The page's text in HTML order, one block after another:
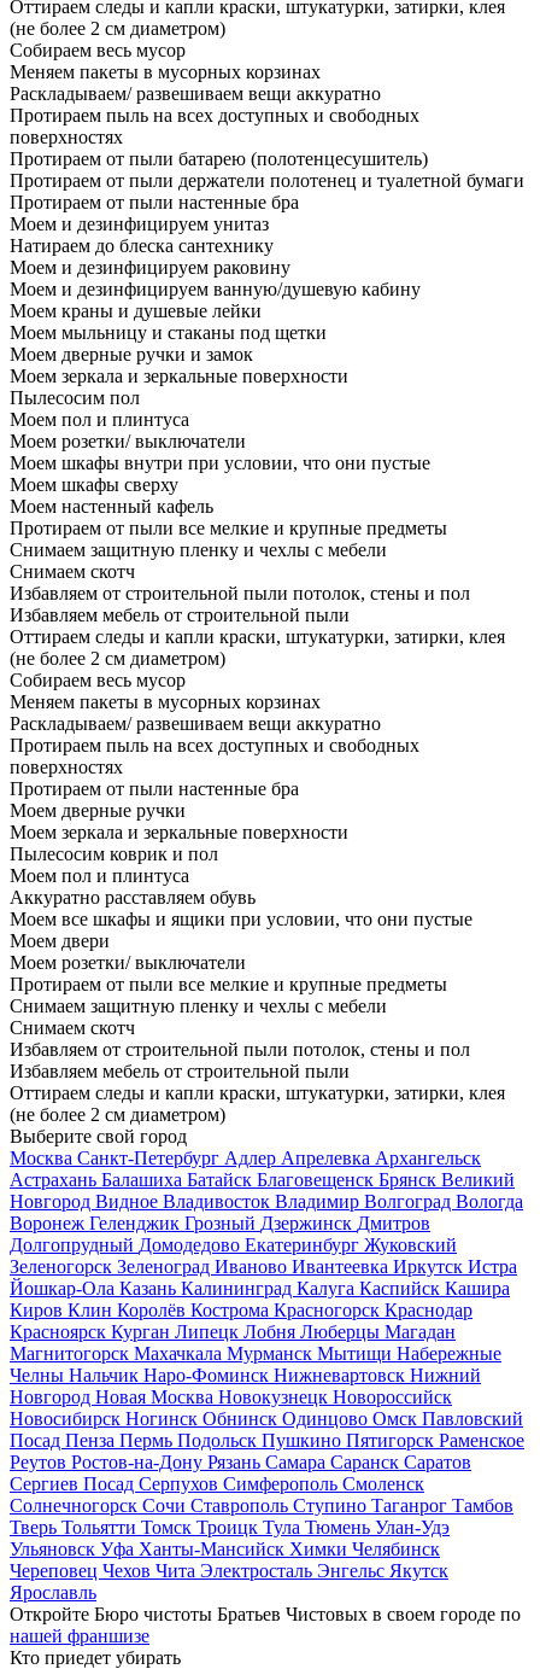
Оттираем следы и капли краски, штукатурки, затирки, клея
(не более 2 см диаметром)
Собираем весь мусор
Меняем пакеты в мусорных корзинах
Раскладываем/ развешиваем вещи аккуратно
Протираем пыль на всех доступных и свободных
поверхностях
Протираем от пыли батарею (полотенцесушитель)
Протираем от пыли держатели полотенец и туалетной бумаги
Протираем от пыли настенные бра
Моем и дезинфицируем унитаз
Натираем до блеска сантехнику
Моем и дезинфицируем раковину
Моем и дезинфицируем ванную/душевую кабину
Моем краны и душевые лейки
Моем мыльницу и стаканы под щетки
Моем дверные ручки и замок
Моем зеркала и зеркальные поверхности
Пылесосим пол
Моем пол и плинтуса
Моем розетки/ выключатели
Моем шкафы внутри при условии, что они пустые
Моем шкафы сверху
Моем настенный кафель
Протираем от пыли все мелкие и крупные предметы
Снимаем защитную пленку и чехлы с мебели
Снимаем скотч
Избавляем от строительной пыли потолок, стены и пол
Избавляем мебель от строительной пыли
Оттираем следы и капли краски, штукатурки, затирки, клея
(не более 2 см диаметром)
Собираем весь мусор
Меняем пакеты в мусорных корзинах
Раскладываем/ развешиваем вещи аккуратно
Протираем пыль на всех доступных и свободных
поверхностях
Протираем от пыли настенные бра
Моем дверные ручки
Моем зеркала и зеркальные поверхности
Пылесосим коврик и пол
Моем пол и плинтуса
Аккуратно расставляем обувь
Моем все шкафы и ящики при условии, что они пустые
Моем двери
Моем розетки/ выключатели
Протираем от пыли все мелкие и крупные предметы
Снимаем защитную пленку и чехлы с мебели
Снимаем скотч
Избавляем от строительной пыли потолок, стены и пол
Избавляем мебель от строительной пыли
Оттираем следы и капли краски, штукатурки, затирки, клея
(не более 2 см диаметром)
Выберите свой город
Москва Санкт-Петербург Адлер Апрелевка Архангельск
Астрахань Балашиха Батайск Благовещенск Брянск Великий
Новгород Видное Владивосток Владимир Волгоград Вологда
Воронеж Геленджик Грозный Дзержинск Дмитров
Долгопрудный Домодедово Екатеринбург Жуковский
Зеленогорск Зеленоград Иваново Ивантеевка Иркутск Истра
Йошкар-Ола Казань Калининград Калуга Каспийск Кашира
Киров Клин Королёв Кострома Красногорск Краснодар
Красноярск Курган Липецк Лобня Люберцы Магадан
Магнитогорск Махачкала Мурманск Мытищи Набережные
Челны Нальчик Наро-Фоминск Нижневартовск Нижний
Новгород Новая Москва Новокузнецк Новороссийск
Новосибирск Ногинск Обнинск Одинцово Омск Павловский
Посад Пенза Пермь Подольск Пушкино Пятигорск Раменское
Реутов Ростов-на-Дону Рязань Самара Саранск Саратов
Сергиев Посад Серпухов Симферополь Смоленск
Солнечногорск Сочи Ставрополь Ступино Таганрог Тамбов
Тверь Тольятти Томск Троицк Тула Тюмень Улан-Удэ
Ульяновск Уфа Ханты-Мансийск Химки Челябинск
Череповец Чехов Чита Электросталь Энгельс Якутск
Ярославль
Откройте Бюро чистоты Братьев Чистовых в своем городе по
нашей франшизе
Кто приедет убирать